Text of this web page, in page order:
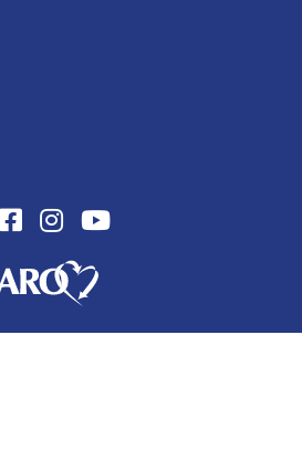
FacebookInstagramYoutube
Logo